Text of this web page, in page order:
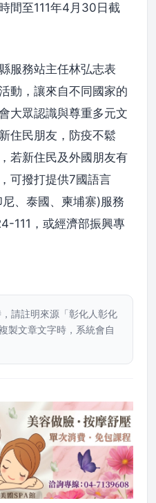
間至111年4月30日截
服務站主任林弘志表
動，讓來自不同國家的
大眾認識與尊重多元文
住民朋友，防疫不鬆
若新住民及外國朋友有
可撥打提供7國語言
、泰國、柬埔寨)服務
111，或經濟部振興專
請註明來源「彰化人彰化
複製文章文字時，系統會自